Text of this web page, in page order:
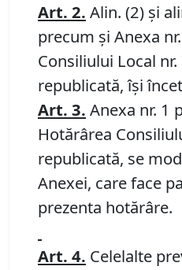
Art. 2. Alin. (2) şi
precum și Anexa
Consiliului Local
republicată, îşi
Art. 3. Anexa nr. 1
Hotărârea
republicată, se
Anexei, care face
prezenta hotărâre.
Art. 4. Celelalte